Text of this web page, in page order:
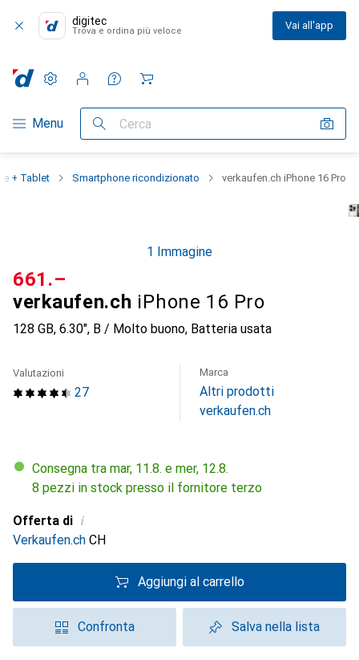
digitec
Trova e ordina più veloce Vai all'app
Categoria Navigazione
Menu Cerca
Impostazioni
Conto cliente
Liste di confronto
Liste dei desideri
Carrello
+ Tablet Smartphone ricondizionato verkaufen.ch iPhone 16 Pro
1 Immagine
verkaufen.ch iPhone 16 Pro
128 GB, 6.30", B / Molto buono, Batteria usata
CHF
661.–
27
Valutazioni Marca
Altri prodotti
verkaufen.ch
Consegna tra mar, 11.8. e mer, 12.8.
8 pezzi in stock presso il fornitore terzo
Offerta di i
Verkaufen.ch CH
Aggiungi al carrello
Confronta Salva nella lista